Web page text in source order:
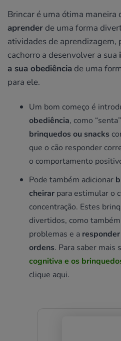
Brincar é uma ótima maneira
aprenderde uma forma
atividades de aprendizagem,
cachorro a desenvolver a sua
a sua obediênciade uma
para ele.
Um bom começo é
obediência, como
brinquedos ou snacks
que o cão responder
o comportamento
Pode também adicionar
cheirar para estimular o
concentração. Estes
divertidos, como
problemas e a
ordens. Para saber mais
cognitiva e os
clique aqui.